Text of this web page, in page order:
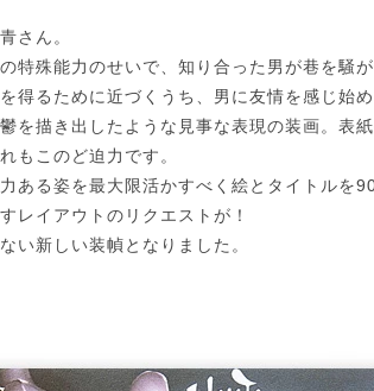
さん。
特殊能力のせいで、知り合った男が巷を騒
得るために近づくうち、男に友情を感じ始
を描き出したような見事な表現の装画。表
もこのど迫力です。
ある姿を最大限活かすべく絵とタイトルを
レイアウトのリクエストが！
い新しい装幀となりました。